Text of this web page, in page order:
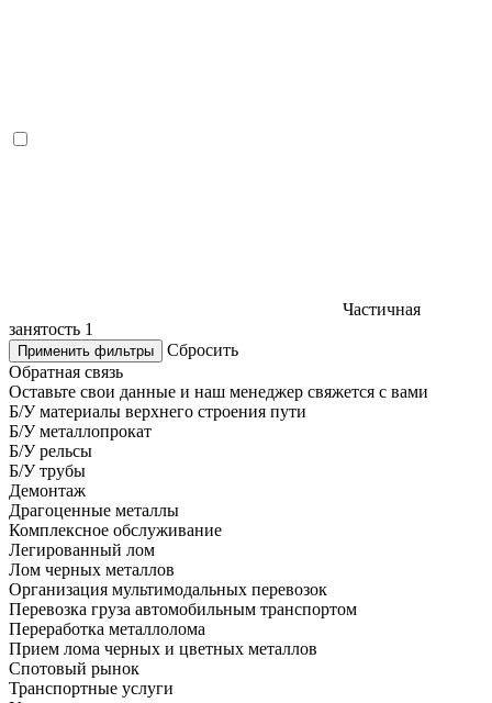
Частичная
занятость 1
Применить фильтры
Сбросить
Обратная связь
Оставьте свои данные и наш менеджер свяжется с вами
Б/У материалы верхнего строения пути
Б/У металлопрокат
Б/У рельсы
Б/У трубы
Демонтаж
Драгоценные металлы
Комплексное обслуживание
Легированный лом
Лом черных металлов
Организация мультимодальных перевозок
Перевозка груза автомобильным транспортом
Переработка металлолома
Прием лома черных и цветных металлов
Спотовый рынок
Транспортные услуги